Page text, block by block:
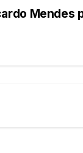
Mendes